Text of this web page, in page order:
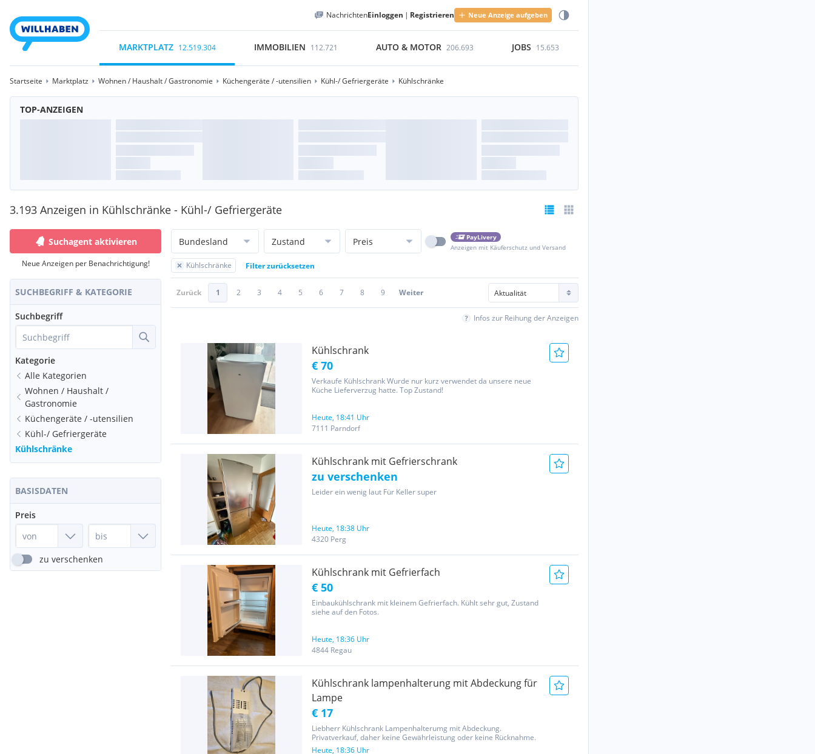
NachrichtenEinloggen | Registrieren Neue Anzeige aufgeben
MARKTPLATZ 12.519.304 IMMOBILIEN 112.721 AUTO & MOTOR 206.693 JOBS 15.653
Startseite Marktplatz Wohnen / Haushalt / Gastronomie Küchengeräte / -utensilien Kühl-/ Gefriergeräte Kühlschränke
TOP-ANZEIGEN
3.193 Anzeigen in Kühlschränke - Kühl-/ Gefriergeräte
Suchagent aktivieren
Neue Anzeigen per Benachrichtigung!
SUCHBEGRIFF & KATEGORIE
Suchbegriff
Kategorie
Alle Kategorien
Wohnen / Haushalt /
Gastronomie
Küchengeräte / -utensilien
Kühl-/ Gefriergeräte
Kühlschränke
BASISDATEN
Preis
zu verschenken
Bundesland Zustand Preis
PayLivery
Anzeigen mit Käuferschutz und Versand
Kühlschränke Filter zurücksetzen
Zurück 1 2 3 4 5 6 7 8 9 Weiter
Infos zur Reihung der Anzeigen
Kühlschrank
€ 70
Verkaufe Kühlschrank Wurde nur kurz verwendet da unsere neue
Küche Lieferverzug hatte. Top Zustand!
Heute, 18:41 Uhr
7111 Parndorf
Kühlschrank mit Gefrierschrank
zu verschenken
Leider ein wenig laut Für Keller super
Heute, 18:38 Uhr
4320 Perg
Kühlschrank mit Gefrierfach
€ 50
Einbaukühlschrank mit kleinem Gefrierfach. Kühlt sehr gut, Zustand
siehe auf den Fotos.
Heute, 18:36 Uhr
4844 Regau
Kühlschrank lampenhalterung mit Abdeckung für
Lampe
€ 17
Liebherr Kühlschrank Lampenhalterumg mit Abdeckung.
Privatverkauf, daher keine Gewährleistung oder keine Rücknahme.
Heute, 18:36 Uhr